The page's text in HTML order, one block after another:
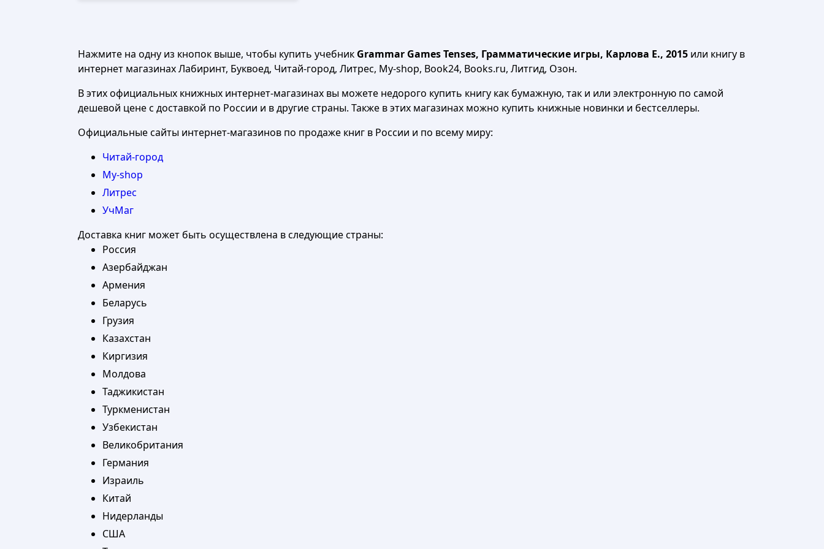
Нажмите на одну из кнопок выше, чтобы купить учебник Grammar Games Tenses, Грамматические игры, Карлова Е., 2015 или книгу в
интернет магазинах Лабиринт, Буквоед, Читай-город, Литрес, My-shop, Book24, Books.ru, Литгид, Озон.
В этих официальных книжных интернет-магазинах вы можете недорого купить книгу как бумажную, так и или электронную по самой
дешевой цене с доставкой по России и в другие страны. Также в этих магазинах можно купить книжные новинки и бестселлеры.
Официальные сайты интернет-магазинов по продаже книг в России и по всему миру:
Читай-город
My-shop
Литрес
УчМаг
Доставка книг может быть осуществлена в следующие страны:
Россия
Азербайджан
Армения
Беларусь
Грузия
Казахстан
Киргизия
Молдова
Таджикистан
Туркменистан
Узбекистан
Великобритания
Германия
Израиль
Китай
Нидерланды
США